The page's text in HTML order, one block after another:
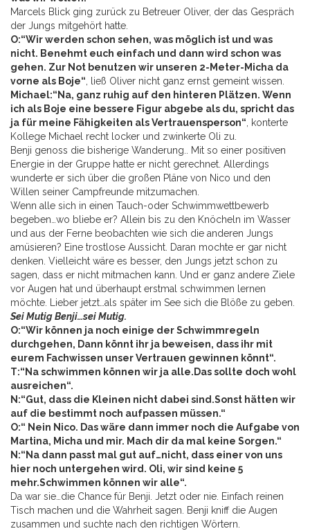
Marcels Blick ging zurück zu Betreuer Oliver, der das Gespräch
der Jungs mitgehört hatte.
O:“Wir werden schon sehen, was möglich ist und was
nicht. Benehmt euch einfach und dann wird schon was
gehen. Zur Not benutzen wir unseren 2-Meter-Micha da
vorne als Boje“, ließ Oliver nicht ganz ernst gemeint wissen.
Michael:“Na, ganz ruhig auf den hinteren Plätzen. Wenn
ich als Boje eine bessere Figur abgebe als du, spricht das
ja für meine Fähigkeiten als Vertrauensperson“, konterte
Kollege Michael recht locker und zwinkerte Oli zu.
Benji genoss die bisherige Wanderung.. Mit so einer positiven
Energie in der Gruppe hatte er nicht gerechnet. Allerdings
wunderte er sich über die großen Pläne von Nico und den
Willen seiner Campfreunde mitzumachen.
Wenn alle sich in einen Tauch-oder Schwimmwettbewerb
begeben…wo bliebe er? Allein bis zu den Knöcheln im Wasser
und aus der Ferne beobachten wie sich die anderen Jungs
amüsieren? Eine trostlose Aussicht. Daran mochte er gar nicht
denken. Vielleicht wäre es besser, den Jungs jetzt schon zu
sagen, dass er nicht mitmachen kann. Und er ganz andere Ziele
vor Augen hat und überhaupt erstmal schwimmen lernen
möchte. Lieber jetzt…als später im See sich die Blöße zu geben.
Sei Mutig Benji…sei Mutig.
O:“Wir können ja noch einige der Schwimmregeln
durchgehen, Dann könnt ihr ja beweisen, dass ihr mit
eurem Fachwissen unser Vertrauen gewinnen könnt“.
T:“Na schwimmen können wir ja alle.Das sollte doch wohl
ausreichen“.
N:“Gut, dass die Kleinen nicht dabei sind.Sonst hätten wir
auf die bestimmt noch aufpassen müssen.“
O:“ Nein Nico. Das wäre dann immer noch die Aufgabe von
Martina, Micha und mir. Mach dir da mal keine Sorgen.“
N:“Na dann passt mal gut auf…nicht, dass einer von uns
hier noch untergehen wird. Oli, wir sind keine 5
mehr.Schwimmen können wir alle“.
Da war sie…die Chance für Benji. Jetzt oder nie. Einfach reinen
Tisch machen und die Wahrheit sagen. Benji kniff die Augen
zusammen und suchte nach den richtigen Wörtern.